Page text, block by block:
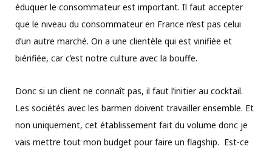
éduquer le consommateur est important. Il faut accepter
que le niveau du consommateur en France n’est pas celui
d’un autre marché. On a une clientèle qui est vinifiée et
biérifiée, car c’est notre culture avec la bouffe.
Donc si un client ne connaît pas, il faut l’initier au cocktail.
Les sociétés avec les barmen doivent travailler ensemble. Et
non uniquement, cet établissement fait du volume donc je
vais mettre tout mon budget pour faire un flagship. Est-ce